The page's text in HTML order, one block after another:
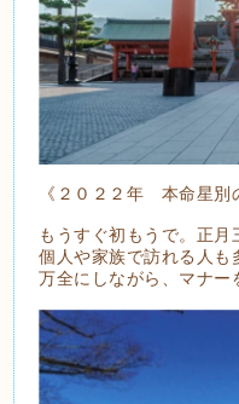
《２０２２年 本命星別
もうすぐ初もうで。正
個人や家族で訪れる人も
万全にしながら、マナー